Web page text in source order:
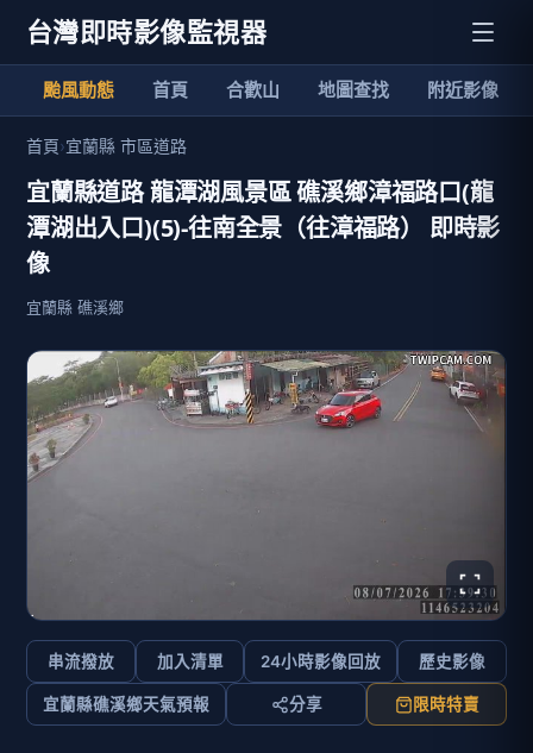
台灣即時影像監視器
颱風動態 首頁 合歡山 地圖查找 附近影像
首頁›宜蘭縣 市區道路
宜蘭縣道路 龍潭湖風景區 礁溪鄉漳福路口(龍
潭湖出入口)(5)-往南全景（往漳福路） 即時影
像
宜蘭縣 礁溪鄉
串流撥放 加入清單 24小時影像回放 歷史影像
宜蘭縣礁溪鄉天氣預報 分享 限時特賣